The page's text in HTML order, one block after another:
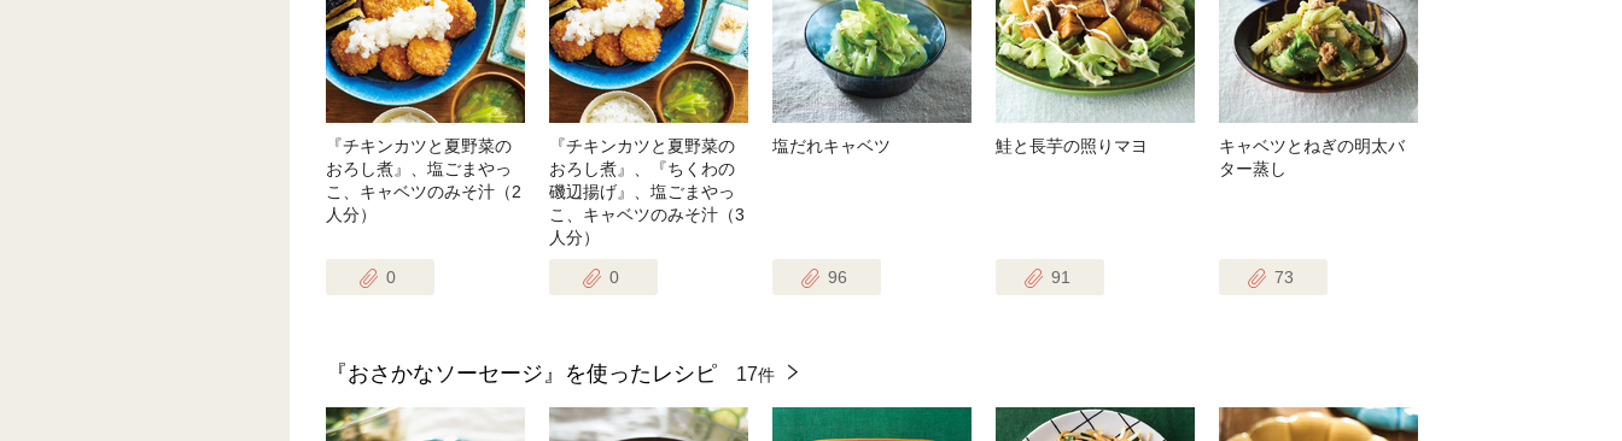
『チキンカツと夏野菜の
おろし煮』、塩ごまやっ
こ、キャベツのみそ汁（2
人分）
0
『チキンカツと夏野菜の
おろし煮』、『ちくわの
磯辺揚げ』、塩ごまやっ
こ、キャベツのみそ汁（3
人分）
0
塩だれキャベツ
96
鮭と長芋の照りマヨ
91
キャベツとねぎの明太バ
ター蒸し
73
『おさかなソーセージ』を使ったレシピ 17件